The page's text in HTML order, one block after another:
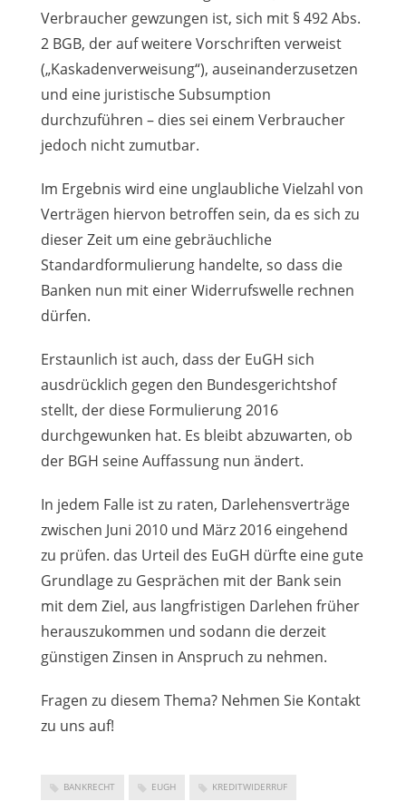
Verbraucher gewzungen ist, sich mit § 492 Abs.
2 BGB, der auf weitere Vorschriften verweist
(„Kaskadenverweisung“), auseinanderzusetzen
und eine juristische Subsumption
durchzuführen – dies sei einem Verbraucher
jedoch nicht zumutbar.
Im Ergebnis wird eine unglaubliche Vielzahl von
Verträgen hiervon betroffen sein, da es sich zu
dieser Zeit um eine gebräuchliche
Standardformulierung handelte, so dass die
Banken nun mit einer Widerrufswelle rechnen
dürfen.
Erstaunlich ist auch, dass der EuGH sich
ausdrücklich gegen den Bundesgerichtshof
stellt, der diese Formulierung 2016
durchgewunken hat. Es bleibt abzuwarten, ob
der BGH seine Auffassung nun ändert.
In jedem Falle ist zu raten, Darlehensverträge
zwischen Juni 2010 und März 2016 eingehend
zu prüfen. das Urteil des EuGH dürfte eine gute
Grundlage zu Gesprächen mit der Bank sein
mit dem Ziel, aus langfristigen Darlehen früher
herauszukommen und sodann die derzeit
günstigen Zinsen in Anspruch zu nehmen.
Fragen zu diesem Thema? Nehmen Sie Kontakt
zu uns auf!
BANKRECHT EUGH KREDITWIDERRUF